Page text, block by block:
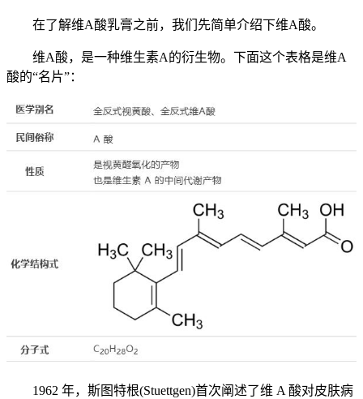
在了解维A酸乳膏之前，我们先简单介绍下维A酸。
维A酸，是一种维生素A的衍生物。下面这个表格是维A
酸的“名片”：
1962 年，斯图特根(Stuettgen)首次阐述了维 A 酸对皮肤病